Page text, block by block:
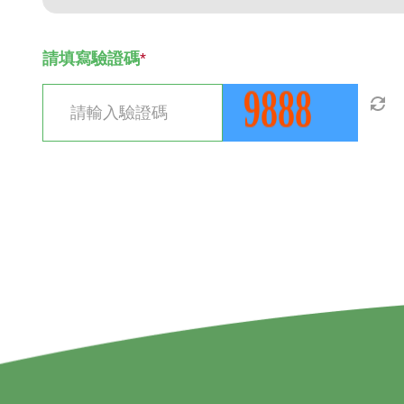
請填寫驗證碼*